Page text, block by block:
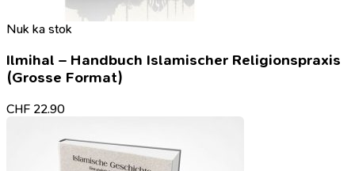
Nuk ka stok
Ilmihal – Handbuch Islamischer Religionspraxis
(Grosse Format)
CHF 22.90